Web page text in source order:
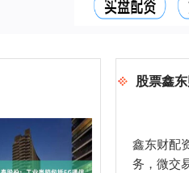
股票鑫
鑫东财配
务，微交